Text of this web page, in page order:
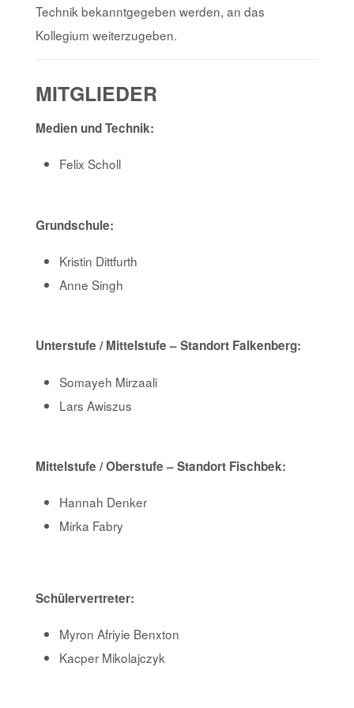
Technik bekanntgegeben werden, an das
Kollegium weiterzugeben.
MITGLIEDER
Medien und Technik:
Felix Scholl
Grundschule:
Kristin Dittfurth
Anne Singh
Unterstufe / Mittelstufe – Standort Falkenberg:
Somayeh Mirzaali
Lars Awiszus
Mittelstufe / Oberstufe – Standort Fischbek:
Hannah Denker
Mirka Fabry
Schülervertreter:
Myron Afriyie Benxton
Kacper Mikolajczyk